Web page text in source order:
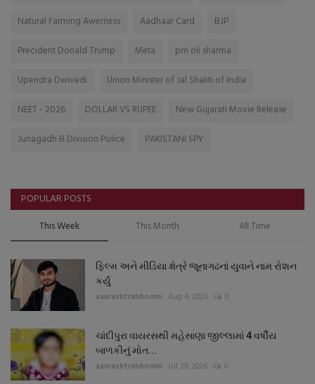
Natural Farming Awerness
Aadhaar Card
BJP
Precident Donald Trump
Meta
pm oli sharma
Upendra Dwivedi
Union Minister of Jal Shakti of India
NEET - 2026
DOLLAR VS RUPEE
New Gujarati Movie Release
Junagadh B Division Police
PAKISTANI SPY
POPULAR POSTS
This Week This Month All Time
ફિલ્મ અને મીડિયા ક્ષેત્રે જૂનાગઢનાં યુવાને નામ રોશન
કર્યું
saurashtrabhoomi Aug 4, 2026 0
ચાંદીપુરા વાયરસથી મહેસાણા જીલ્લામાં 4 વર્ષીય
બાળકીનું મોત...
saurashtrabhoomi Jul 29, 2026 0